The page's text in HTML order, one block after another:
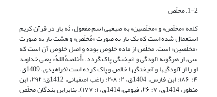
1-2. مخلَص
کلمه «مخلَص» و «مخلَصین» به صیغه­ی اسم مفعول، نُه بار در قرآن کریم
استعمال شده است که یک بار به صورت «مُخلَص» و هشت بار به صورت
«مخلَصین» است. مخلَص از ماده خلوص بوده و اصل خلوص آن است که
شیء از هرگونه آلودگی و آمیختگی پاک گردد. «أَخلَصَهُ اللهُ< یعنی خداوند
او را از آلودگی­ها و آمیختگی­ها خالص و پاک کرده است (فراهیدی، 1409ق،
۴: ۱۸۶؛ ابن فارس، 1404ق، ۲: ۲۰۸؛ راغب اصفهانی، 1412ق: ۲۹۲، ابن
منظور، 1414ق، ۷: ۲۶، فیومی، 1414ق، ۱: ۱۷۷). بنابراین بندگان مخلَص